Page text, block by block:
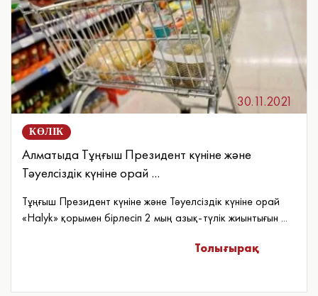
30.11.2021
КӨЛІК
Алматыда Тұңғыш Президент күніне және
Тәуелсіздік күніне орай ...
Тұңғыш Президент күніне және Тәуелсіздік күніне орай
«Halyk» қорымен бірлесіп 2 мың азық-түлік жиынтығын ...
Толығырақ